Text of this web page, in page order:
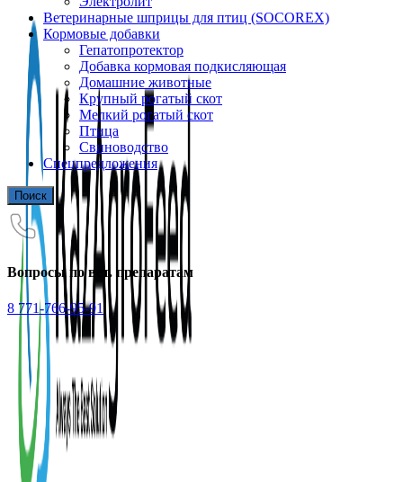
Ветеринарные шприцы для птиц (SOCOREX)
Кормовые добавки
Гепатопротектор
Добавка кормовая подкисляющая
Домашние животные
Крупный рогатый скот
Мелкий рогатый скот
Птица
Свиноводство
Спецпредложения
Поиск
Вопросы по вет. препаратам
8 771-766-95-91